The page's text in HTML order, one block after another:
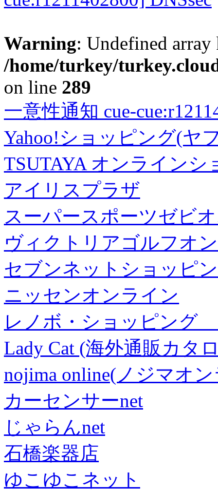
Warning: Undefined
/home/turkey/
on line 289
一意性通知 cue-
Yahoo!ショッピング(ヤ
TSUTAYA オンラインシ
アイリスプラザ
スーパースポーツゼビ
ヴィクトリアゴルフオ
セブンネットショッピ
ニッセンオンライン
レノボ・ショッピング
Lady Cat (海外通販カタ
nojima online(ノジマオ
カーセンサーnet
じゃらんnet
石橋楽器店
ゆこゆこネット